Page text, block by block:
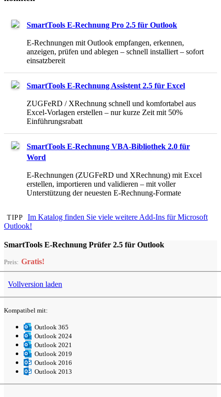
SmartTools E-Rechnung Pro 2.5 für Outlook
E-Rechnungen mit Outlook empfangen, erkennen,
anzeigen, prüfen und ablegen – schnell installiert – sofort
einsatzbereit
SmartTools E-Rechnung Assistent 2.5 für Excel
ZUGFeRD / XRechnung schnell und komfortabel aus
Excel-Vorlagen erstellen – nur kurze Zeit mit 50%
Einführungsrabatt
SmartTools E-Rechnung VBA-Bibliothek 2.0 für
Word
E-Rechnungen (ZUGFeRD und XRechnung) mit Excel
erstellen, importieren und validieren – mit voller
Unterstützung der neuesten E-Rechnung-Formate
TIPP
Im Katalog finden Sie viele weitere Add-Ins für Microsoft
Outlook!
SmartTools E-Rechnung Prüfer 2.5 für Outlook
Preis: Gratis!
Vollversion laden
Kompatibel mit:
Outlook 365
Outlook 2024
Outlook 2021
Outlook 2019
Outlook 2016
Outlook 2013